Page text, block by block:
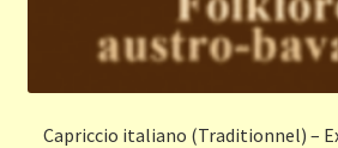
Capriccio italiano (Traditionnel) –